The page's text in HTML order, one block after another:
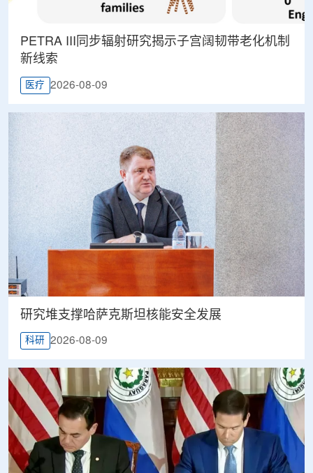
PETRA III同步辐射研究揭示子宫阔韧带老化机制
新线索
医疗 2026-08-09
研究堆支撑哈萨克斯坦核能安全发展
科研 2026-08-09